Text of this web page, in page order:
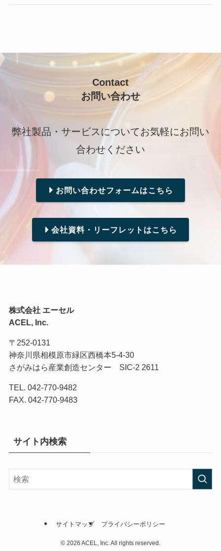
Contact
お問い合わせ
弊社製品・サービスについてお気軽にお問い
合わせください
お問い合わせフォームはこちら
会社資料・リーフレットはこちら
株式会社 エーセル
ACEL, Inc.
〒252-0131
神奈川県相模原市緑区西橋本5-4-30
さがみはら産業創造センター SIC-2 2611
TEL. 042-770-9482
FAX. 042-770-9483
サイト内検索
サイトマップ プライバシーポリシー
© 2026 ACEL, Inc. All rights reserved.